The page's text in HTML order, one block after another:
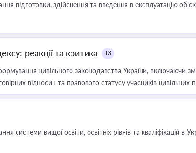
підготовки, здійснення та введення в експлуатацію
реакції та критика +3
цивільного законодавства України, включаючи
відносин та правового статусу учасників цивільних
системи вищої освіти, освітніх рівнів та кваліфікацій в